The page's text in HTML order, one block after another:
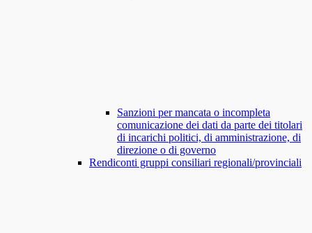
Sanzioni per mancata o incompleta
comunicazione dei dati da parte dei titolari
di incarichi politici, di amministrazione, di
direzione o di governo
Rendiconti gruppi consiliari regionali/provinciali